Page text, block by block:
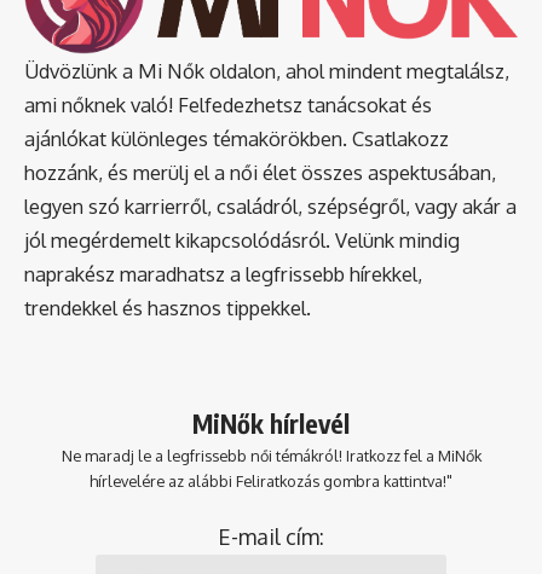
Üdvözlünk a Mi Nők oldalon, ahol mindent megtalálsz,
ami nőknek való! Felfedezhetsz tanácsokat és
ajánlókat különleges témakörökben. Csatlakozz
hozzánk, és merülj el a női élet összes aspektusában,
legyen szó karrierről, családról, szépségről, vagy akár a
jól megérdemelt kikapcsolódásról. Velünk mindig
naprakész maradhatsz a legfrissebb hírekkel,
trendekkel és hasznos tippekkel.
MiNők hírlevél
Ne maradj le a legfrissebb női témákról! Iratkozz fel a MiNők
hírlevelére az alábbi Feliratkozás gombra kattintva!"
E-mail cím: